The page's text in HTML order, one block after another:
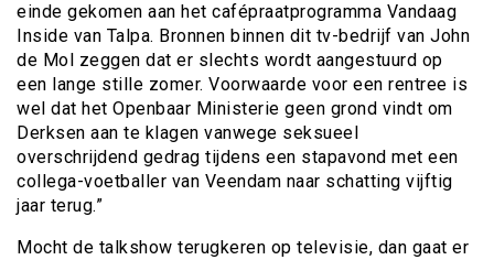
einde gekomen aan het cafépraatprogramma Vandaag
Inside van Talpa. Bronnen binnen dit tv-bedrijf van John
de Mol zeggen dat er slechts wordt aangestuurd op
een lange stille zomer. Voorwaarde voor een rentree is
wel dat het Openbaar Ministerie geen grond vindt om
Derksen aan te klagen vanwege seksueel
overschrijdend gedrag tijdens een stapavond met een
collega-voetballer van Veendam naar schatting vijftig
jaar terug.”
Mocht de talkshow terugkeren op televisie, dan gaat er